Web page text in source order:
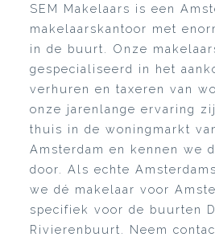
SEM Makelaars is een
makelaarskantoor met
in de buurt. Onze
gespecialiseerd in het
verhuren en taxeren van
onze jarenlange ervaring
thuis in de woningmarkt
Amsterdam en kennen we
door. Als echte
we dé makelaar voor
specifiek voor de buurten
Rivierenbuurt. Neem